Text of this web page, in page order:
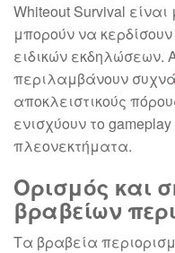
Whiteout Survival
μπορούν να
ειδικών εκδηλώσεων.
περιλαμβάνουν συχνά
αποκλειστικούς
ενισχύουν το
πλεονεκτήματα.
Ορισμός και
βραβείων
Τα βραβεία